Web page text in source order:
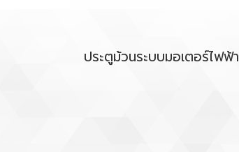
ประตูม้วนระบบมอเตอร์ไฟฟ้า